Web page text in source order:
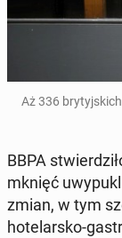
Aż 336
BBPA
mknięć
zmian, w tym
ho­te­lar­sko-